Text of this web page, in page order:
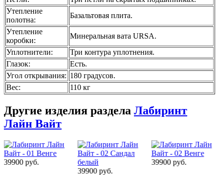
Утепление
полотна:
Базальтовая плита.
Утепление
коробки:
Минеральная вата URSA.
Уплотнители:
Три контура уплотнения.
Глазок:
Есть.
Угол открывания: 180 градусов.
Вес: 110 кг
Другие изделия раздела Лабиринт
Лайн Вайт
39900 руб.
39900 руб.
39900 руб.